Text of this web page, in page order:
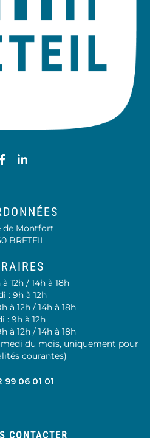
Lien vers le compte
Lien vers le compte
de Montfort
BRETEIL
12h / 14h à 18h
: 9h à 12h
à 12h / 14h à 18h
: 9h à 12h
à 12h / 14h à 18h
du mois, uniquement pour
courantes)
99 06 01 01
CONTACTER